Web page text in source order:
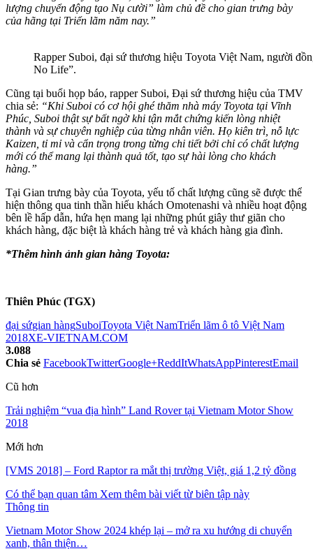
lượng chuyển động tạo Nụ cười” làm chủ đề cho gian trưng bày
của hãng tại Triển lãm năm nay.”
Rapper Suboi, đại sứ thương hiệu Toyota Việt Nam, người
No Life”.
Cũng tại buổi họp báo, rapper Suboi, Đại sứ thương hiệu của TMV
chia sẻ: “Khi Suboi có cơ hội ghé thăm nhà máy Toyota tại Vĩnh
Phúc, Suboi thật sự bất ngờ khi tận mắt chứng kiến lòng nhiệt
thành và sự chuyên nghiệp của từng nhân viên. Họ kiên trì, nỗ lực
Kaizen, tỉ mỉ và cẩn trọng trong từng chi tiết bởi chỉ có chất lượng
mới có thể mang lại thành quả tốt, tạo sự hài lòng cho khách
hàng.”
Tại Gian trưng bày của Toyota, yếu tố chất lượng cũng sẽ được thể
hiện thông qua tinh thần hiếu khách Omotenashi và nhiều hoạt động
bên lề hấp dẫn, hứa hẹn mang lại những phút giây thư giãn cho
khách hàng, đặc biệt là khách hàng trẻ và khách hàng gia đình.
*Thêm hình ảnh gian hàng Toyota:
Thiên Phúc (TGX)
đại sứgian hàngSuboiToyota Việt NamTriển lãm ô tô Việt Nam
2018XE-VIETNAM.COM
3.088
Chia sẻ FacebookTwitterGoogle+ReddItWhatsAppPinterestEmail
Cũ hơn
Trải nghiệm “vua địa hình” Land Rover tại Vietnam Motor Show
2018
Mới hơn
[VMS 2018] – Ford Raptor ra mắt thị trường Việt, giá 1,2 tỷ đồng
Có thể bạn quan tâm Xem thêm bài viết từ biên tập này
Thông tin
Vietnam Motor Show 2024 khép lại – mở ra xu hướng di chuyển
xanh, thân thiện…